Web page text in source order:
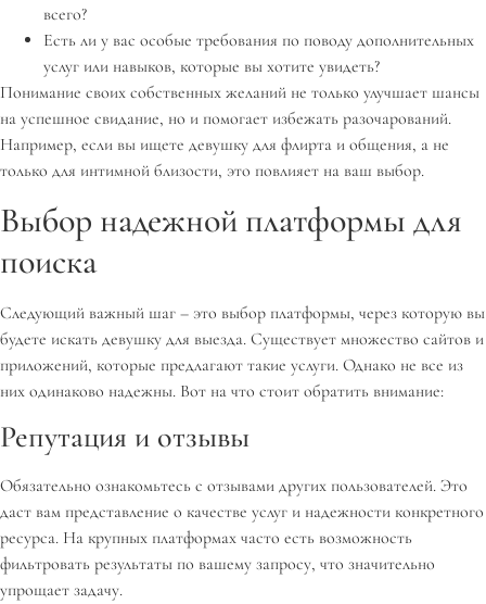
всего?
Есть ли у вас особые требования по поводу дополнительных
услуг или навыков, которые вы хотите увидеть?
Понимание своих собственных желаний не только улучшает шансы
на успешное свидание, но и помогает избежать разочарований.
Например, если вы ищете девушку для флирта и общения, а не
только для интимной близости, это повлияет на ваш выбор.
Выбор надежной платформы для
поиска
Следующий важный шаг – это выбор платформы, через которую вы
будете искать девушку для выезда. Существует множество сайтов и
приложений, которые предлагают такие услуги. Однако не все из
них одинаково надежны. Вот на что стоит обратить внимание:
Репутация и отзывы
Обязательно ознакомьтесь с отзывами других пользователей. Это
даст вам представление о качестве услуг и надежности конкретного
ресурса. На крупных платформах часто есть возможность
фильтровать результаты по вашему запросу, что значительно
упрощает задачу.